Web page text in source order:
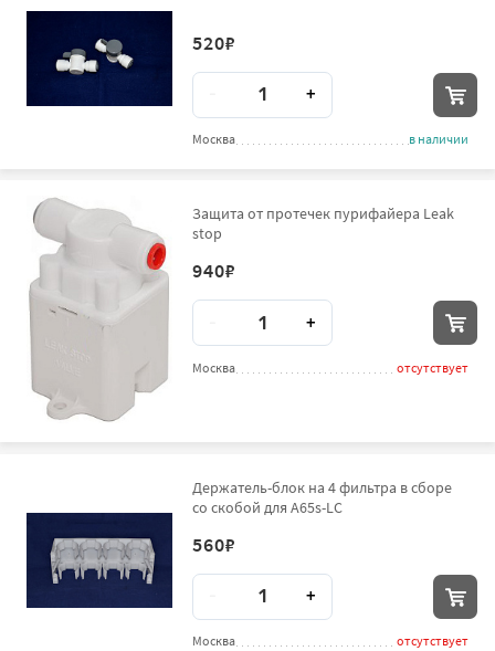
520₽
Количество
+
Москва в наличии
Защита от протечек пурифайера Leak
stop
940₽
Количество
+
Москва отсутствует
Держатель-блок на 4 фильтра в сборе
со скобой для A65s-LC
560₽
Количество
+
Москва отсутствует